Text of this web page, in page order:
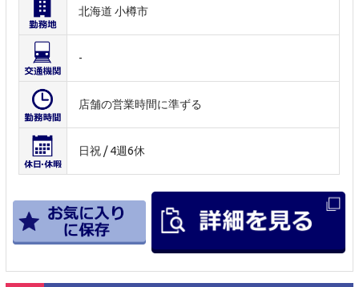
北海道 小樽市
-
店舗の営業時間に準ずる
日祝 / 4週6休